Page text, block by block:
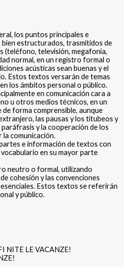
los puntos principales e
estructurados, trasmitidos de
(teléfono, televisión, megafonía,
normal, en un registro formal o
acústicas sean buenas y el
Estos textos versarán de temas
los ámbitos personal o público.
en comunicación cara a
u otros medios técnicos, en un
forma comprensible, aunque
las pausas y los titubeos y
y la cooperación de los
comunicación.
e información de textos con
en su mayor parte
neutro o formal, utilizando
cohesión y las convenciones
Estos textos se referirán
y público.
NITE LE VACANZE!